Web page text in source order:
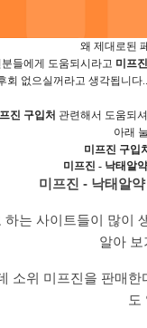
왜 제대로된
분들에게 도움되시라고 미­프
회 없으실꺼라고 생각됩니
진 구입처 관련해서 도움되
아래
미­프진 구입
미프진 - 낙태알
미프진 - 낙태알
는 사이트들이 많이
알아 보
소위 미프진을 판매
도